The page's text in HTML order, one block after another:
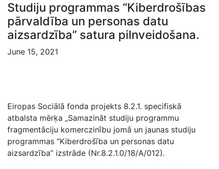
Studiju programmas “Kiberdrošības
pārvaldība un personas datu
aizsardzība” satura pilnveidošana.
June 15, 2021
Eiropas Sociālā fonda projekts 8.2.1. specifiskā
atbalsta mērķa „Samazināt studiju programmu
fragmentāciju komerczinību jomā un jaunas studiju
programmas “Kiberdrošība un personas datu
aizsardzība” izstrāde (Nr.8.2.1.0/18/A/012).